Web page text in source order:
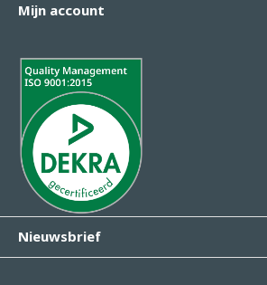
Mijn account
Nieuwsbrief